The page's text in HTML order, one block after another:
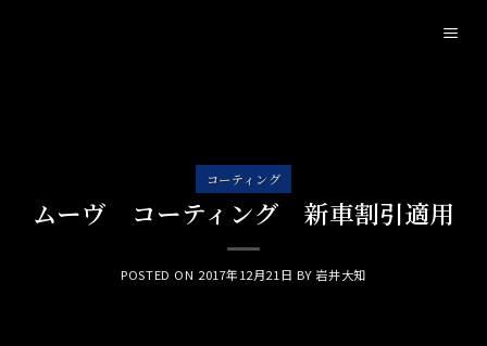
コーティング
ムーヴ コーティング 新車割引適用
POSTED ON 2017年12月21日 BY 岩井大知